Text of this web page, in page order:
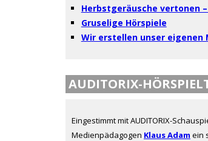
Herbstgeräusche vertonen
Gruselige Hörspiele
Wir erstellen unser eigenen
AUDITORIX-
Eingestimmt mit AUDITORIX-
Medienpädagogen Klaus Adam ein